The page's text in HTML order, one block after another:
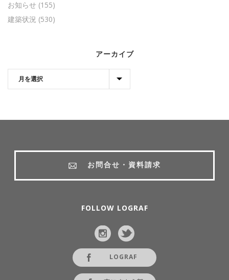
お知らせ (155)
建築状況 (530)
アーカイブ
お問合せ・資料請求
FOLLOW LOGRAF
LOGRAF